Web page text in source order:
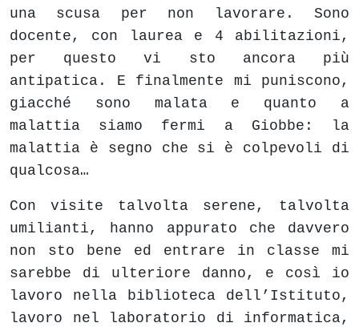
una scusa per non lavorare. Sono
docente, con laurea e 4 abilitazioni,
per questo vi sto ancora più
antipatica. E finalmente mi puniscono,
giacché sono malata e quanto a
malattia siamo fermi a Giobbe: la
malattia è segno che si è colpevoli di
qualcosa…
Con visite talvolta serene, talvolta
umilianti, hanno appurato che davvero
non sto bene ed entrare in classe mi
sarebbe di ulteriore danno, e così io
lavoro nella biblioteca dell’Istituto,
lavoro nel laboratorio di informatica,